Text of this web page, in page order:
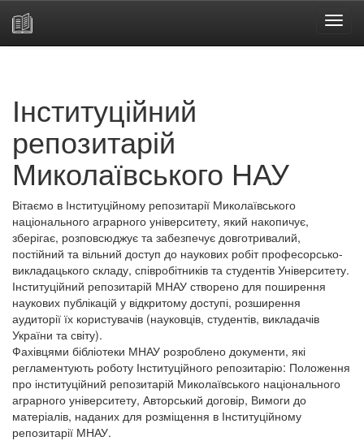
Інституційний
репозитарій
Миколаївського НАУ
Вітаємо в Інституційному репозитарії Миколаївського
національного аграрного університету, який накопичує,
зберігає, розповсюджує та забезпечує довготривалий,
постійний та вільний доступ до наукових робіт професорсько-
викладацького складу, співробітників та студентів Університету.
Інституційний репозитарій МНАУ створено для поширення
наукових публікацій у відкритому доступі, розширення
аудиторії їх користувачів (науковців, студентів, викладачів
України та світу).
Фахівцями бібліотеки МНАУ розроблено документи, які
регламентують роботу Інституційного репозитарію: Положення
про інституційний репозитарій Миколаївського національного
аграрного університету, Авторський договір, Вимоги до
матеріалів, наданих для розміщення в Інституційному
репозитарії МНАУ.